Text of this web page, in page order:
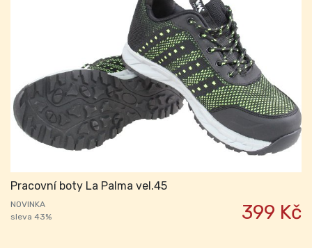
Pracovní boty La Palma vel.45
NOVINKA
sleva 43%
399 Kč